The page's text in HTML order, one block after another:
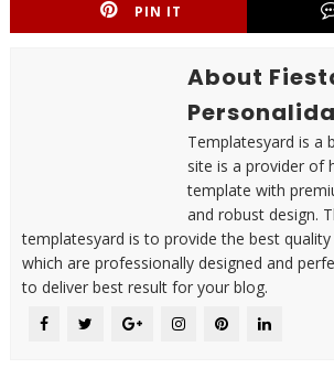
PIN IT
About
Templatesyard is a
site is a provider of
template with
and robust design.
templatesyard is to provide the best
which are professionally designed and
to deliver best result for your blog.